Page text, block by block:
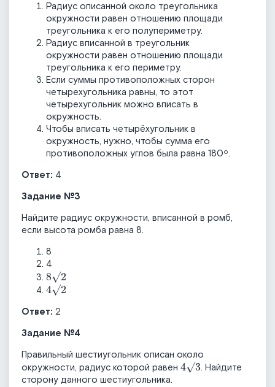
Радиус описанной около треугольника
окружности равен отношению площади
треугольника к его полупериметру.
Радиус вписанной в треугольник
окружности равен отношению площади
треугольника к его периметру.
Если суммы противоположных сторон
четырехугольника равны, то этот
четырехугольник можно вписать в
окружность.
Чтобы вписать четырёхугольник в
окружность, нужно, чтобы сумма его
противоположных углов была равна 180º.
Ответ: 4
Задание №3
Найдите радиус окружности, вписанной в ромб,
если высота ромба равна 8.
8
4
8 2
4√2
Ответ: 2
Задание №4
Правильный шестиугольник описан около
окружности, радиус которой равен
4√3
. Найдите
сторону данного шестиугольника.